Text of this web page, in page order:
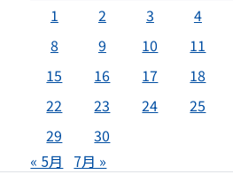
1
2 3 4
8
9 10 11
15
16 17 18
22
23 24 25
29
30
« 5月
7月 »